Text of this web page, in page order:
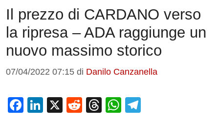
Il prezzo di CARDANO verso
la ripresa – ADA raggiunge un
nuovo massimo storico
07/04/2022 07:15 di Danilo Canzanella
F
Li
X
R
T
W